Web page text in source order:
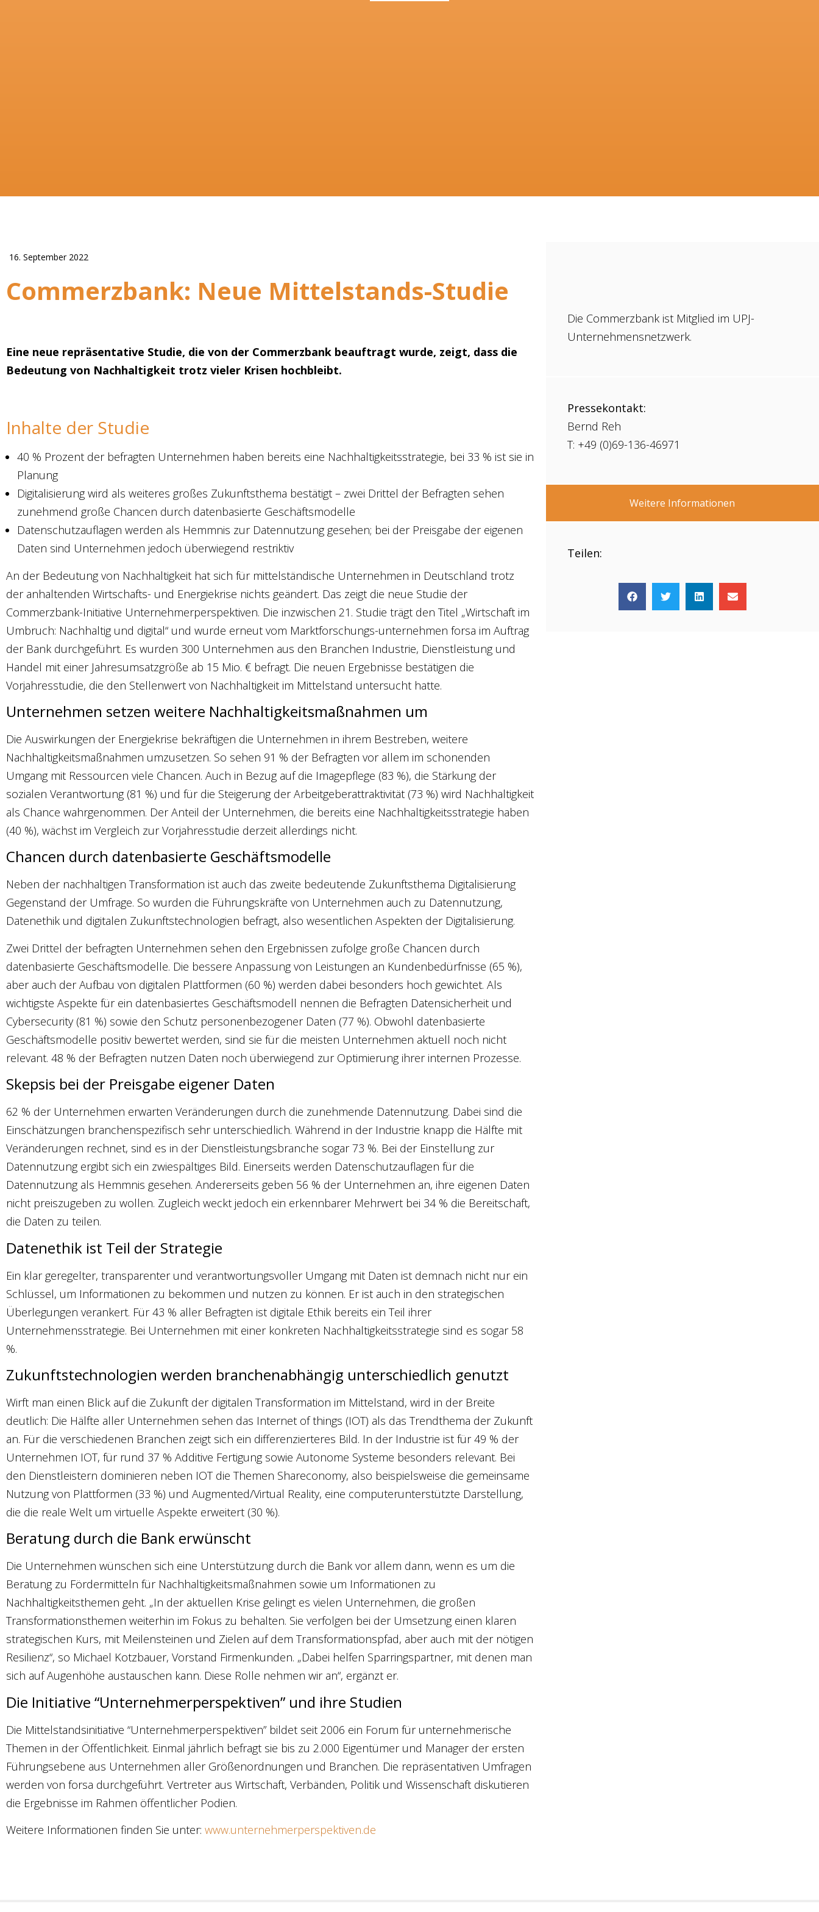
16. September 2022
Commerzbank: Neue Mittelstands-Studie
Eine neue repräsentative Studie, die von der Commerzbank beauftragt wurde, zeigt, dass die
Bedeutung von Nachhaltigkeit trotz vieler Krisen hochbleibt.
Inhalte der Studie
40 % Prozent der befragten Unternehmen haben bereits eine Nachhaltigkeitsstrategie, bei 33 % ist sie in
Planung
Digitalisierung wird als weiteres großes Zukunftsthema bestätigt – zwei Drittel der Befragten sehen
zunehmend große Chancen durch datenbasierte Geschäftsmodelle
Datenschutzauflagen werden als Hemmnis zur Datennutzung gesehen; bei der Preisgabe der eigenen
Daten sind Unternehmen jedoch überwiegend restriktiv
An der Bedeutung von Nachhaltigkeit hat sich für mittelständische Unternehmen in Deutschland trotz
der anhaltenden Wirtschafts- und Energiekrise nichts geändert. Das zeigt die neue Studie der
Commerzbank-Initiative Unternehmerperspektiven. Die inzwischen 21. Studie trägt den Titel „Wirtschaft im
Umbruch: Nachhaltig und digital“ und wurde erneut vom Marktforschungs-unternehmen forsa im Auftrag
der Bank durchgeführt. Es wurden 300 Unternehmen aus den Branchen Industrie, Dienstleistung und
Handel mit einer Jahresumsatzgröße ab 15 Mio. € befragt. Die neuen Ergebnisse bestätigen die
Vorjahresstudie, die den Stellenwert von Nachhaltigkeit im Mittelstand untersucht hatte.
Unternehmen setzen weitere Nachhaltigkeitsmaßnahmen um
Die Auswirkungen der Energiekrise bekräftigen die Unternehmen in ihrem Bestreben, weitere
Nachhaltigkeitsmaßnahmen umzusetzen. So sehen 91 % der Befragten vor allem im schonenden
Umgang mit Ressourcen viele Chancen. Auch in Bezug auf die Imagepflege (83 %), die Stärkung der
sozialen Verantwortung (81 %) und für die Steigerung der Arbeitgeberattraktivität (73 %) wird Nachhaltigkeit
als Chance wahrgenommen. Der Anteil der Unternehmen, die bereits eine Nachhaltigkeitsstrategie haben
(40 %), wächst im Vergleich zur Vorjahresstudie derzeit allerdings nicht.
Chancen durch datenbasierte Geschäftsmodelle
Neben der nachhaltigen Transformation ist auch das zweite bedeutende Zukunftsthema Digitalisierung
Gegenstand der Umfrage. So wurden die Führungskräfte von Unternehmen auch zu Datennutzung,
Datenethik und digitalen Zukunftstechnologien befragt, also wesentlichen Aspekten der Digitalisierung.
Zwei Drittel der befragten Unternehmen sehen den Ergebnissen zufolge große Chancen durch
datenbasierte Geschäftsmodelle. Die bessere Anpassung von Leistungen an Kundenbedürfnisse (65 %),
aber auch der Aufbau von digitalen Plattformen (60 %) werden dabei besonders hoch gewichtet. Als
wichtigste Aspekte für ein datenbasiertes Geschäftsmodell nennen die Befragten Datensicherheit und
Cybersecurity (81 %) sowie den Schutz personenbezogener Daten (77 %). Obwohl datenbasierte
Geschäftsmodelle positiv bewertet werden, sind sie für die meisten Unternehmen aktuell noch nicht
relevant. 48 % der Befragten nutzen Daten noch überwiegend zur Optimierung ihrer internen Prozesse.
Skepsis bei der Preisgabe eigener Daten
62 % der Unternehmen erwarten Veränderungen durch die zunehmende Datennutzung. Dabei sind die
Einschätzungen branchenspezifisch sehr unterschiedlich. Während in der Industrie knapp die Hälfte mit
Veränderungen rechnet, sind es in der Dienstleistungsbranche sogar 73 %. Bei der Einstellung zur
Datennutzung ergibt sich ein zwiespältiges Bild. Einerseits werden Datenschutzauflagen für die
Datennutzung als Hemmnis gesehen. Andererseits geben 56 % der Unternehmen an, ihre eigenen Daten
nicht preiszugeben zu wollen. Zugleich weckt jedoch ein erkennbarer Mehrwert bei 34 % die Bereitschaft,
die Daten zu teilen.
Datenethik ist Teil der Strategie
Ein klar geregelter, transparenter und verantwortungsvoller Umgang mit Daten ist demnach nicht nur ein
Schlüssel, um Informationen zu bekommen und nutzen zu können. Er ist auch in den strategischen
Überlegungen verankert. Für 43 % aller Befragten ist digitale Ethik bereits ein Teil ihrer
Unternehmensstrategie. Bei Unternehmen mit einer konkreten Nachhaltigkeitsstrategie sind es sogar 58
%.
Zukunftstechnologien werden branchenabhängig unterschiedlich genutzt
Wirft man einen Blick auf die Zukunft der digitalen Transformation im Mittelstand, wird in der Breite
deutlich: Die Hälfte aller Unternehmen sehen das Internet of things (IOT) als das Trendthema der Zukunft
an. Für die verschiedenen Branchen zeigt sich ein differenzierteres Bild. In der Industrie ist für 49 % der
Unternehmen IOT, für rund 37 % Additive Fertigung sowie Autonome Systeme besonders relevant. Bei
den Dienstleistern dominieren neben IOT die Themen Shareconomy, also beispielsweise die gemeinsame
Nutzung von Plattformen (33 %) und Augmented/Virtual Reality, eine computerunterstützte Darstellung,
die die reale Welt um virtuelle Aspekte erweitert (30 %).
Beratung durch die Bank erwünscht
Die Unternehmen wünschen sich eine Unterstützung durch die Bank vor allem dann, wenn es um die
Beratung zu Fördermitteln für Nachhaltigkeitsmaßnahmen sowie um Informationen zu
Nachhaltigkeitsthemen geht. „In der aktuellen Krise gelingt es vielen Unternehmen, die großen
Transformationsthemen weiterhin im Fokus zu behalten. Sie verfolgen bei der Umsetzung einen klaren
strategischen Kurs, mit Meilensteinen und Zielen auf dem Transformationspfad, aber auch mit der nötigen
Resilienz“, so Michael Kotzbauer, Vorstand Firmenkunden. „Dabei helfen Sparringspartner, mit denen man
sich auf Augenhöhe austauschen kann. Diese Rolle nehmen wir an“, ergänzt er.
Die Initiative “Unternehmerperspektiven” und ihre Studien
Die Mittelstandsinitiative “Unternehmerperspektiven” bildet seit 2006 ein Forum für unternehmerische
Themen in der Öffentlichkeit. Einmal jährlich befragt sie bis zu 2.000 Eigentümer und Manager der ersten
Führungsebene aus Unternehmen aller Größenordnungen und Branchen. Die repräsentativen Umfragen
werden von forsa durchgeführt. Vertreter aus Wirtschaft, Verbänden, Politik und Wissenschaft diskutieren
die Ergebnisse im Rahmen öffentlicher Podien.
Weitere Informationen finden Sie unter: www.unternehmerperspektiven.de
Die Commerzbank ist Mitglied im UPJ-
Unternehmensnetzwerk.
Pressekontakt:
Bernd Reh
T: +49 (0)69-136-46971
Weitere Informationen
Teilen: